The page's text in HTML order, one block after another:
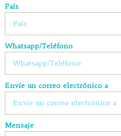
País
Whatsapp/Teléfono
Envíe un correo electrónico a
Mensaje